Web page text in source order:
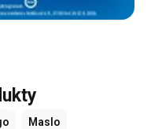
Maslo